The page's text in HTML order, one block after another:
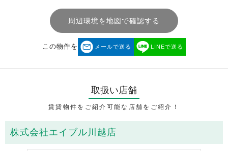
周辺環境を地図で確認する
この物件を メールで送る LINEで送る
取扱い店舗
賃貸物件をご紹介可能な店舗をご紹介！
株式会社エイブル川越店